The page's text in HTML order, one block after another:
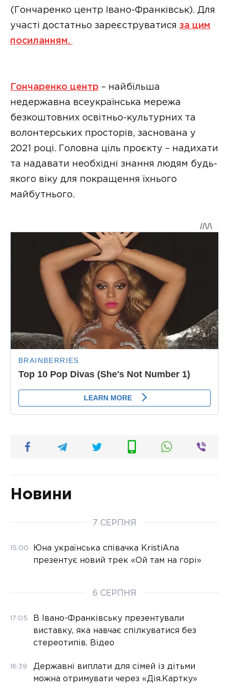
(Гончаренко центр Івано-Франківськ). Для
участі достатньо зареєструватися за цим
посиланням.
Гончаренко центр – найбільша
недержавна всеукраїнська мережа
безкоштовних освітньо-культурних та
волонтерських просторів, заснована у
2021 році. Головна ціль проєкту – надихати
та надавати необхідні знання людям будь-
якого віку для покращення їхнього
майбутнього.
Новини
7 СЕРПНЯ
15:00
Юна українська співачка KristiAna
презентує новий трек «Ой там на горі»
6 СЕРПНЯ
17:05
В Івано-Франківську презентували
виставку, яка навчає спілкуватися без
стереотипів. Відео
16:39
Державні виплати для сімей із дітьми
можна отримувати через «Дія.Картку»